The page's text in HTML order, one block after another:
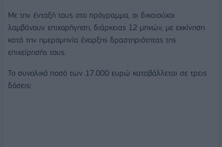
Με την ένταξή τους στο πρόγραμμα, οι δικαιούχοι
λαμβάνουν επιχορήγηση, διάρκειας 12 μηνών, με εκκίνηση
κατά την ημερομηνία έναρξης δραστηριότητας της
επιχείρησής τους.
Το συνολικό ποσό των 17.000 ευρώ καταβάλλεται σε τρεις
δόσεις: